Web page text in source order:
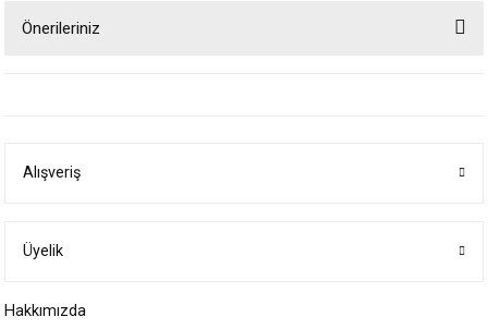
Önerileriniz
Ürün bilgilerinde hatalar bulunuyor.
Bu ürüne benzer farklı alternatifler olmalı.
Alışveriş
Üyelik
Hakkımızda